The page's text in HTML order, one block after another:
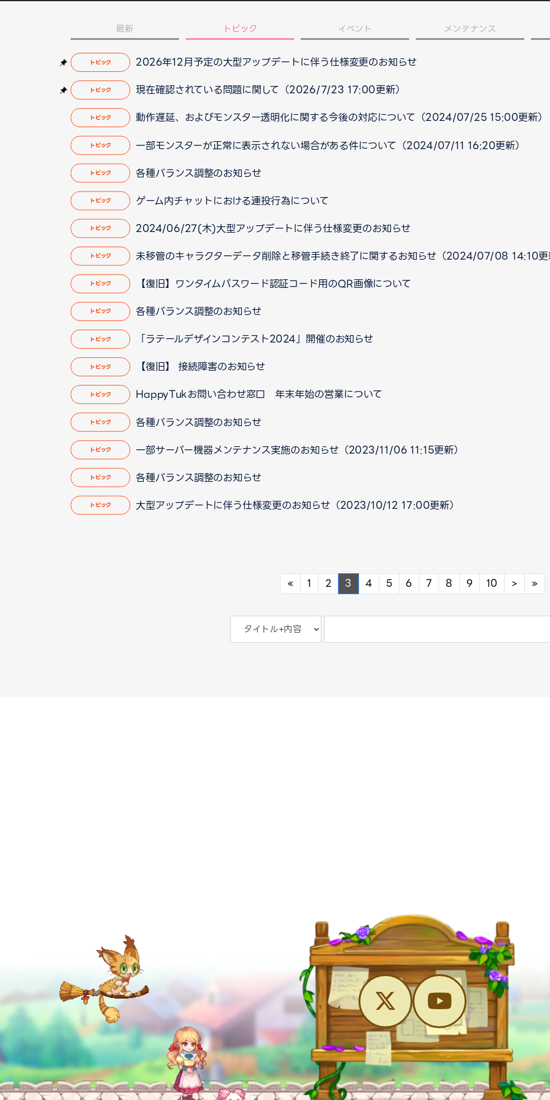
最新 トピック イベント メンテナンス
トピック 2026年12月予定の大型アップデートに伴う仕様変更のお知らせ
トピック 現在確認されている問題に関して（2026/7/23 17:00更新）
トピック 動作遅延、およびモンスター透明化に関する今後の対応について（2024/07/25 15:00更新）
トピック 一部モンスターが正常に表示されない場合がある件について（2024/07/11 16:20更新）
トピック 各種バランス調整のお知らせ
トピック ゲーム内チャットにおける連投行為について
トピック 2024/06/27(木)大型アップデートに伴う仕様変更のお知らせ
トピック 未移管のキャラクターデータ削除と移管手続き終了に関するお知らせ（2024/07/08 14:10
トピック 【復旧】ワンタイムパスワード認証コード用のQR画像について
トピック 各種バランス調整のお知らせ
トピック 「ラテールデザインコンテスト2024」開催のお知らせ
トピック 【復旧】 接続障害のお知らせ
トピック HappyTukお問い合わせ窓口 年末年始の営業について
トピック 各種バランス調整のお知らせ
トピック 一部サーバー機器メンテナンス実施のお知らせ（2023/11/06 11:15更新）
トピック 各種バランス調整のお知らせ
トピック 大型アップデートに伴う仕様変更のお知らせ（2023/10/12 17:00更新）
« Previous
1 2 3 4 5 6 7 8 9 10 > Next
»